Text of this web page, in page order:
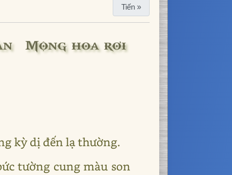
Tiến »
· Mộng hoa rơi
kỳ dị đến lạ thường.
tường cung màu son